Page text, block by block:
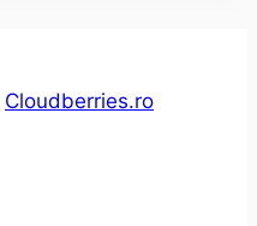
Cloudberries.ro